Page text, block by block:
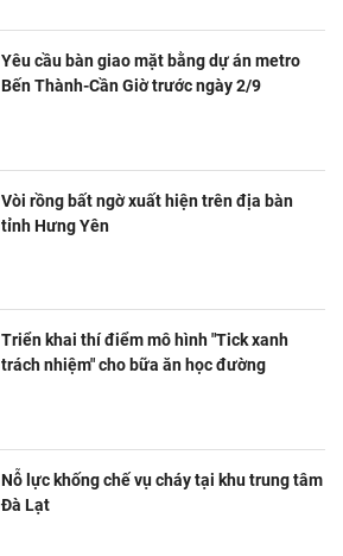
Yêu cầu bàn giao mặt bằng dự án metro
Bến Thành-Cần Giờ trước ngày 2/9
Vòi rồng bất ngờ xuất hiện trên địa bàn
tỉnh Hưng Yên
Triển khai thí điểm mô hình "Tick xanh
trách nhiệm" cho bữa ăn học đường
Nỗ lực khống chế vụ cháy tại khu trung tâm
Đà Lạt